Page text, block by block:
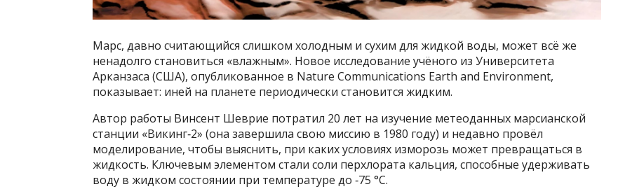
Марс, давно считающийся слишком холодным и сухим для жидкой воды, может всё же
ненадолго становиться «влажным». Новое исследование учёного из Университета
Арканзаса (США), опубликованное в Nature Communications Earth and Environment,
показывает: иней на планете периодически становится жидким.
Автор работы Винсент Шеврие потратил 20 лет на изучение метеоданных марсианской
станции «Викинг‑2» (она завершила свою миссию в 1980 году) и недавно провёл
моделирование, чтобы выяснить, при каких условиях изморозь может превращаться в
жидкость. Ключевым элементом стали соли перхлората кальция, способные удерживать
воду в жидком состоянии при температуре до ‑75 °C.